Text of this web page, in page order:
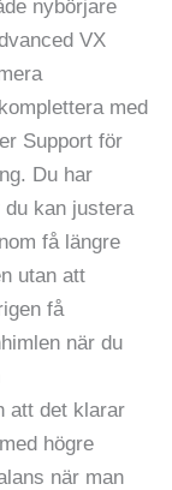
nybörjare
VX
med
Support för
Du har
kan justera
få längre
utan att
få
när du
att det klarar
högre
när man